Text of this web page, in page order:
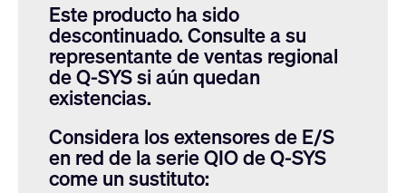
Este producto ha sido
descontinuado. Consulte a su
representante de ventas regional
de Q-SYS si aún quedan
existencias.
Considera los extensores de E/S
en red de la serie QIO de Q-SYS
come un sustituto: